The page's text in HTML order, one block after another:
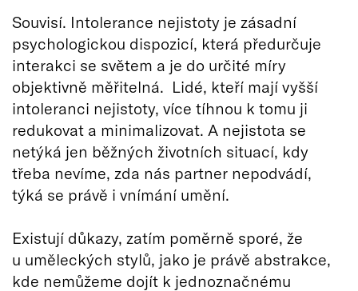
Souvisí. Intolerance nejistoty je zásadní
psychologickou dispozicí, která předurčuje
interakci se světem a je do určité míry
objektivně měřitelná. Lidé, kteří mají vyšší
intoleranci nejistoty, více tíhnou k tomu ji
redukovat a minimalizovat. A nejistota se
netýká jen běžných životních situací, kdy
třeba nevíme, zda nás partner nepodvádí,
týká se právě i vnímání umění.
Existují důkazy, zatím poměrně sporé, že
u uměleckých stylů, jako je právě abstrakce,
kde nemůžeme dojít k jednoznačnému